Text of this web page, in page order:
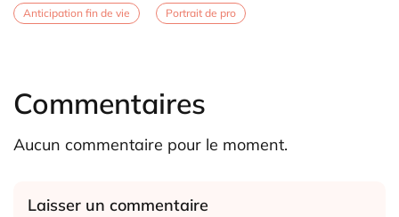
Anticipation fin de vie Portrait de pro
Commentaires
Aucun commentaire pour le moment.
Laisser un commentaire